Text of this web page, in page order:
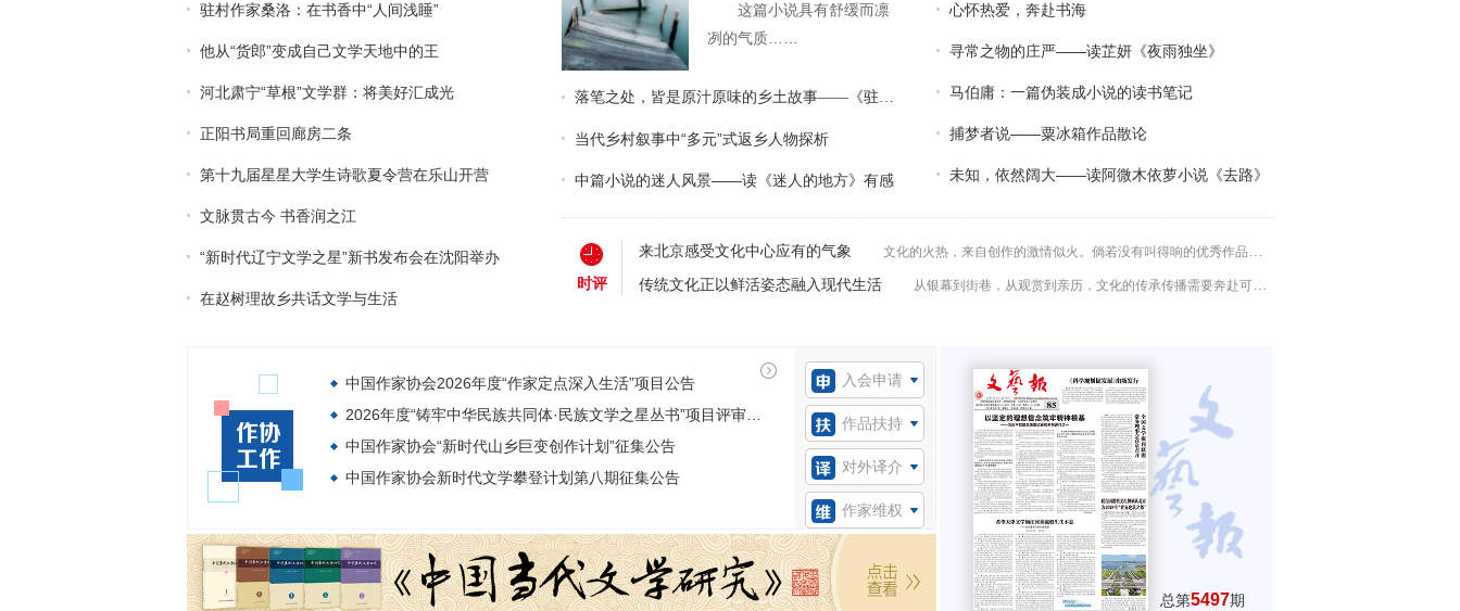
驻村作家桑洛：在书香中“人间浅睡”
他从“货郎”变成自己文学天地中的王
河北肃宁“草根”文学群：将美好汇成光
正阳书局重回廊房二条
第十九届星星大学生诗歌夏令营在乐山开营
文脉贯古今 书香润之江
“新时代辽宁文学之星”新书发布会在沈阳举办
在赵树理故乡共话文学与生活
这篇小说具有舒缓而凛
冽的气质……
落笔之处，皆是原汁原味的乡土故事——《驻村记忆》读后
当代乡村叙事中“多元”式返乡人物探析
中篇小说的迷人风景——读《迷人的地方》有感
心怀热爱，奔赴书海
寻常之物的庄严——读芷妍《夜雨独坐》
马伯庸：一篇伪装成小说的读书笔记
捕梦者说——粟冰箱作品散论
未知，依然阔大——读阿微木依萝小说《去路》
时评
来北京感受文化中心应有的气象 文化的火热，来自创作的激情似火。倘若没有叫得响的优秀作品……
传统文化正以鲜活姿态融入现代生活 从银幕到街巷，从观赏到亲历，文化的传承传播需要奔赴可触可感的生活实践……
中国作家协会2026年度“作家定点深入生活”项目公告
2026年度“铸牢中华民族共同体·民族文学之星丛书”项目评审结果出炉
中国作家协会“新时代山乡巨变创作计划”征集公告
中国作家协会新时代文学攀登计划第八期征集公告
入会申请
作品扶持
对外译介
作家维权
总第5497期